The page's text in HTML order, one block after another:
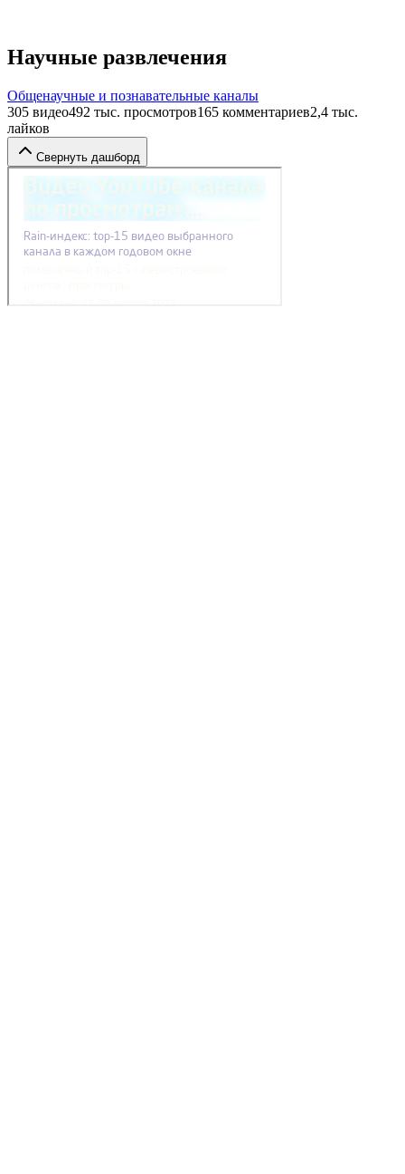
Научные развлечения
Общенаучные и познавательные каналы
305 видео492 тыс. просмотров165 комментариев2,4 тыс.
лайков
Свернуть дашборд